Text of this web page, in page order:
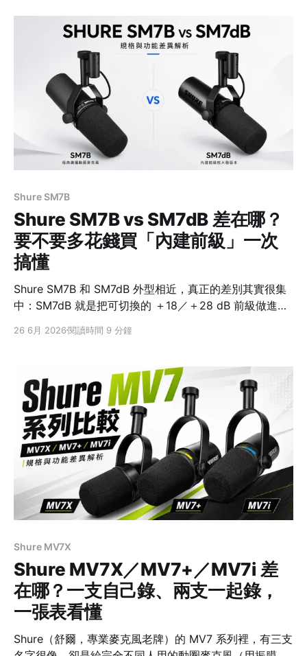
註3，可以邊彈邊唱；E2 Gen 2 則是兩個 XLR 輸入，專
門給兩支麥克風、做雙人對談。想清楚這點，答案就出來
AME2（原版 E2）E2 Gen 2 麥克風輸入XLR ×1 ＋ 3.
Shure SM7B
Shure SM7B vs SM7dB 差在哪？
要不要多花錢買「內建前級」一次
搞懂
Shure SM7B 和 SM7dB 外型相近，真正的差別其實很集
中：SM7dB 就是把可切換的 ＋18／＋28 dB 前級做進
再接一顆 inline 增益器註1的麻煩，不是把聲音升級成另一
動 SM7B，或手上已有像 Cloudlifter、FetHead 這類常
見的 inline 增益器，選 SM7B 就夠；不確定介面增益夠不
夠，或只想用一條 XLR 線完成連接，SM7dB 會省事許
多。 先給結論：差別不在音質，而在增益怎麼來
SM7BSM7dB 核心差異純被動動圈麥克風內建可切換主動
前級 內建增益無＋18／＋28 dB 可切回被動模式？本來就
是被動可以，
26 6月 2026閱讀時間 9 分鐘
Shure MV7X
Shure MV7X／MV7+／MV7i 差
在哪？一支自己錄、兩支一起錄，
一張表看懂
Shure（舒爾，專業麥克風老牌）的 MV7 系列裡，有三支